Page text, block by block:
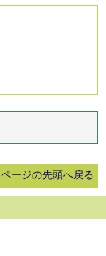
ページの先頭へ戻る